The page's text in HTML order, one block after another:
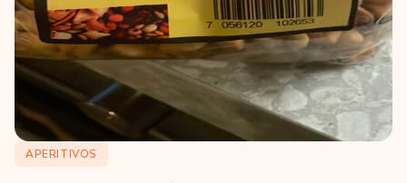
APERITIVOS